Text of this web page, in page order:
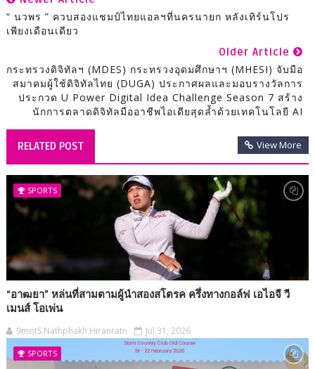
“ นวพร ” ควบสองแชมป์ไทยแอลฯที่นครนายก หลังเทิร์นโปร
เพียงเดือนเดียว
Older Article
กระทรวงดิจิทัลฯ (MDES) กระทรวงอุดมศึกษาฯ (MHESI) จับมือ
สมาคมผู้ใช้ดิจิทัลไทย (DUGA) ประกาศผลและมอบรางวัลการ
ประกวด U Power Digital Idea Challenge Season 7 สร้าง
นักการตลาดดิจิทัลมืออาชีพไอเดียสุดล้ำด้วยเทคโนโลยี AI
RELATED POST View More
SPORTS
“อาฒยา” หล่นที่สามตามผู้นำสองสโตรค ครึ่งทางกอล์ฟ เอไอจี วี
เมนส์ โอเพ่น
9motS Nathphakh Hiranratn Jul 31, 2026
SPORTS